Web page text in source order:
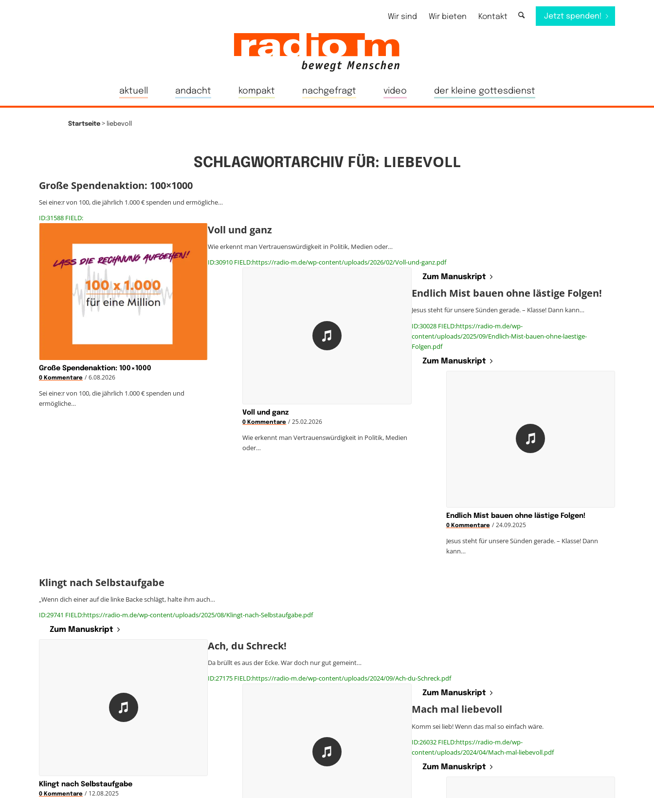
Wir sind Wir bieten Kontakt Jetzt spenden!
aktuell andacht kompakt nachgefragt video der kleine gottesdienst
Startseite > liebevoll
SCHLAGWORTARCHIV FÜR: LIEBEVOLL
Große Spendenaktion: 100×1000
Sei eine:r von 100, die jährlich 1.000 € spenden und ermögliche…
ID:31588 FIELD:
Große Spendenaktion: 100×1000
0 Kommentare / 6.08.2026
Sei eine:r von 100, die jährlich 1.000 € spenden und
ermögliche…
Voll und ganz
Wie erkennt man Vertrauenswürdigkeit in Politik, Medien oder…
ID:30910 FIELD:https://radio-m.de/wp-content/uploads/2026/02/Voll-und-ganz.pdf
Zum Manuskript
Voll und ganz
0 Kommentare / 25.02.2026
Wie erkennt man Vertrauenswürdigkeit in Politik, Medien
oder…
Endlich Mist bauen ohne lästige Folgen!
Jesus steht für unsere Sünden gerade. – Klasse! Dann kann…
ID:30028 FIELD:https://radio-m.de/wp-
content/uploads/2025/09/Endlich-Mist-bauen-ohne-laestige-
Folgen.pdf
Zum Manuskript
Endlich Mist bauen ohne lästige Folgen!
0 Kommentare / 24.09.2025
Jesus steht für unsere Sünden gerade. – Klasse! Dann
kann…
Klingt nach Selbstaufgabe
„Wenn dich einer auf die linke Backe schlägt, halte ihm auch…
ID:29741 FIELD:https://radio-m.de/wp-content/uploads/2025/08/Klingt-nach-Selbstaufgabe.pdf
Zum Manuskript
Klingt nach Selbstaufgabe
0 Kommentare / 12.08.2025
Ach, du Schreck!
Da brüllt es aus der Ecke. War doch nur gut gemeint…
ID:27175 FIELD:https://radio-m.de/wp-content/uploads/2024/09/Ach-du-Schreck.pdf
Zum Manuskript
Mach mal liebevoll
Komm sei lieb! Wenn das mal so einfach wäre.
ID:26032 FIELD:https://radio-m.de/wp-
content/uploads/2024/04/Mach-mal-liebevoll.pdf
Zum Manuskript